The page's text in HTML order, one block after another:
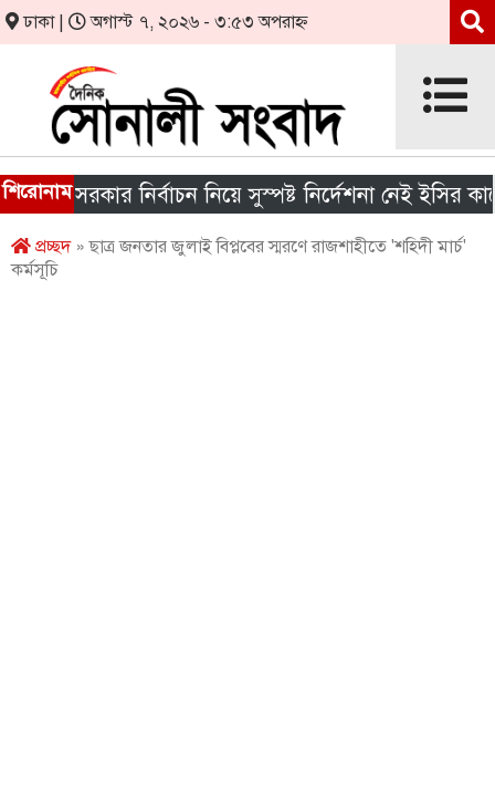
ঢাকা | অগাস্ট ৭, ২০২৬ - ৩:৫৩ অপরাহ্ন
শিরোনাম
সরকার নির্বাচন নিয়ে সুস্পষ্ট নির্দেশনা নেই ইসির কাছে
প্রচ্ছদ» ছাত্র জনতার জুলাই বিপ্লবের স্মরণে রাজশাহীতে 'শহিদী মার্চ'
কর্মসূচি